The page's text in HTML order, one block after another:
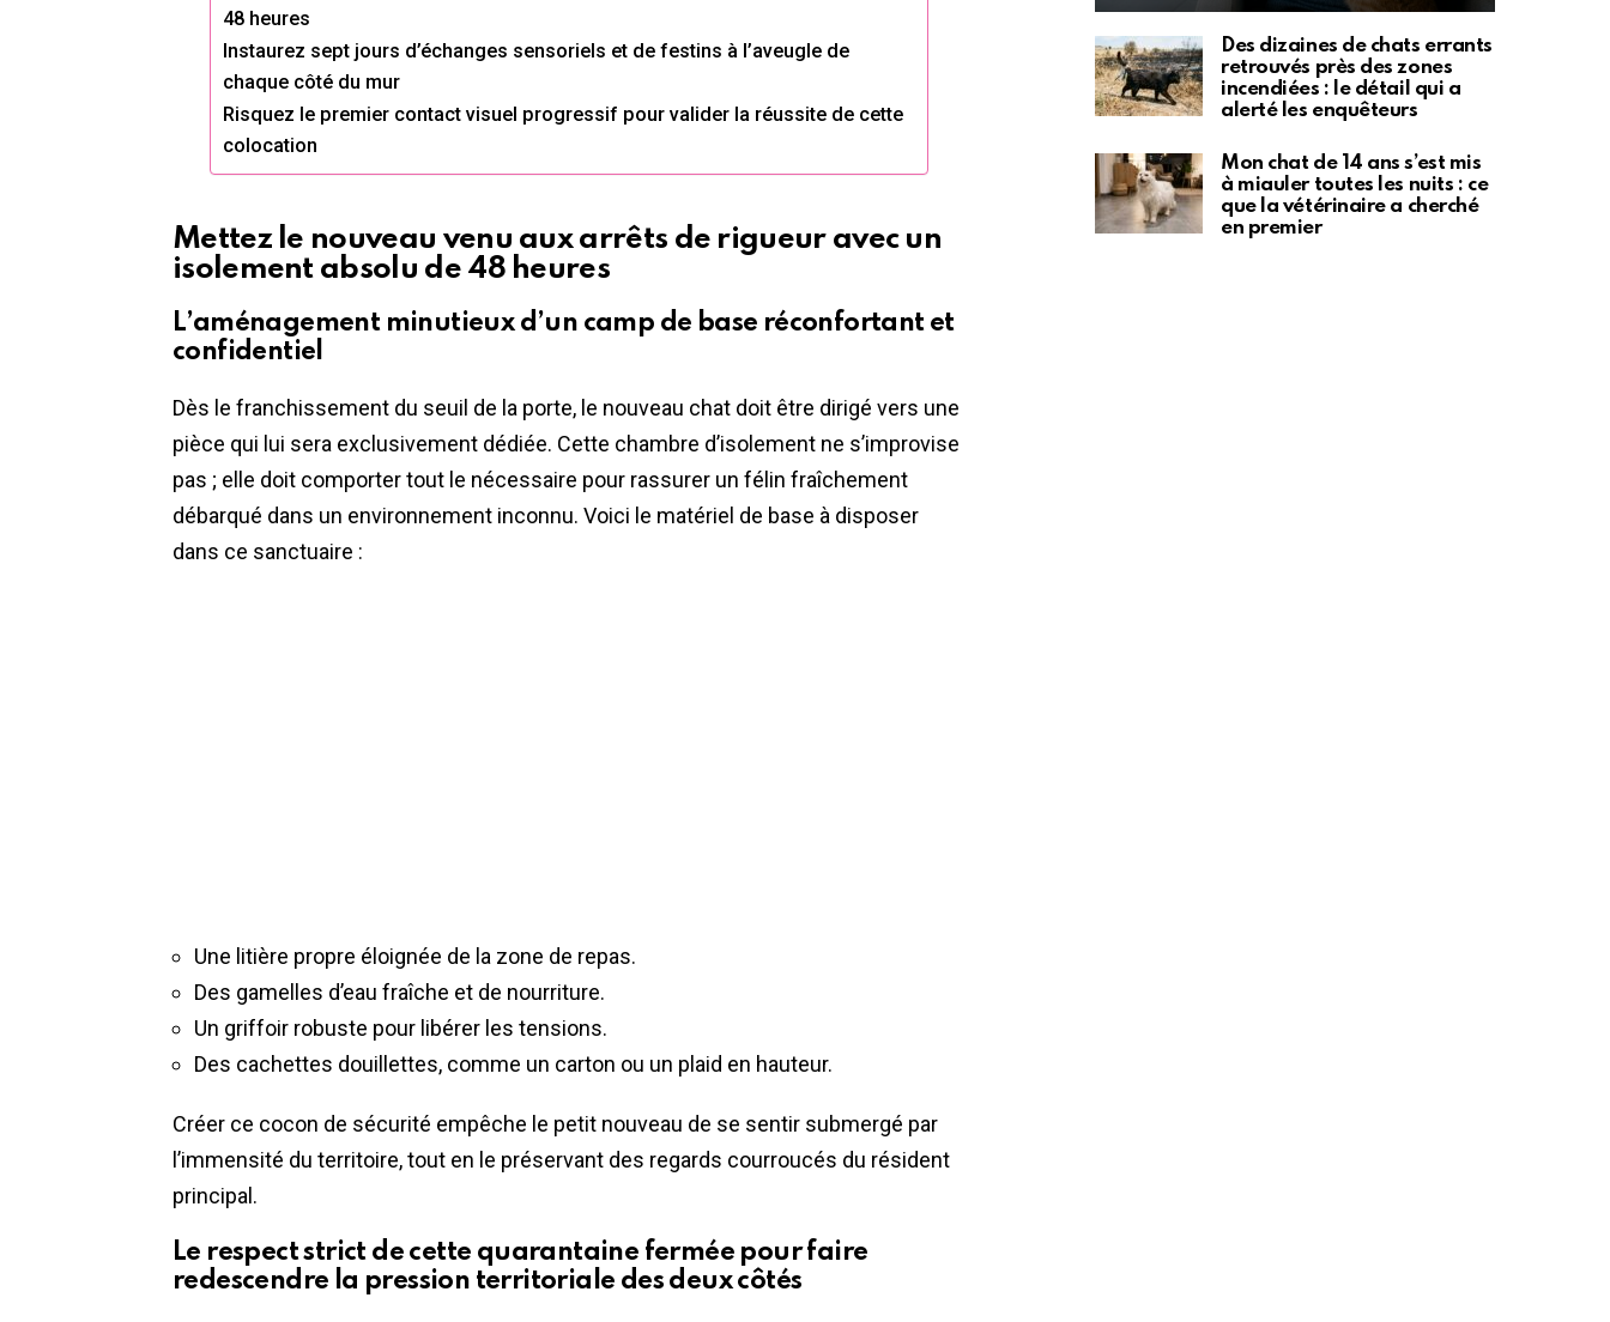
48 heures
Instaurez sept jours d’échanges sensoriels et de festins à l’aveugle de
chaque côté du mur
Risquez le premier contact visuel progressif pour valider la réussite de cette
colocation
Mettez le nouveau venu aux arrêts de rigueur avec un
isolement absolu de 48 heures
L’aménagement minutieux d’un camp de base réconfortant et
confidentiel
Dès le franchissement du seuil de la porte, le nouveau chat doit être dirigé vers une
pièce qui lui sera exclusivement dédiée. Cette chambre d’isolement ne s’improvise
pas ; elle doit comporter tout le nécessaire pour rassurer un félin fraîchement
débarqué dans un environnement inconnu. Voici le matériel de base à disposer
dans ce sanctuaire :
Une litière propre éloignée de la zone de repas.
Des gamelles d’eau fraîche et de nourriture.
Un griffoir robuste pour libérer les tensions.
Des cachettes douillettes, comme un carton ou un plaid en hauteur.
Créer ce cocon de sécurité empêche le petit nouveau de se sentir submergé par
l’immensité du territoire, tout en le préservant des regards courroucés du résident
principal.
Le respect strict de cette quarantaine fermée pour faire
redescendre la pression territoriale des deux côtés
Des dizaines de chats errants
retrouvés près des zones
incendiées : le détail qui a
alerté les enquêteurs
Mon chat de 14 ans s’est mis
à miauler toutes les nuits : ce
que la vétérinaire a cherché
en premier